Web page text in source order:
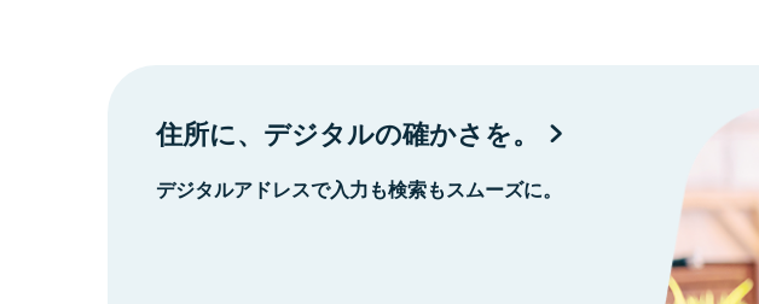
住所に、デジタルの確かさを。
デジタルアドレスで入力も検索もスムーズに。